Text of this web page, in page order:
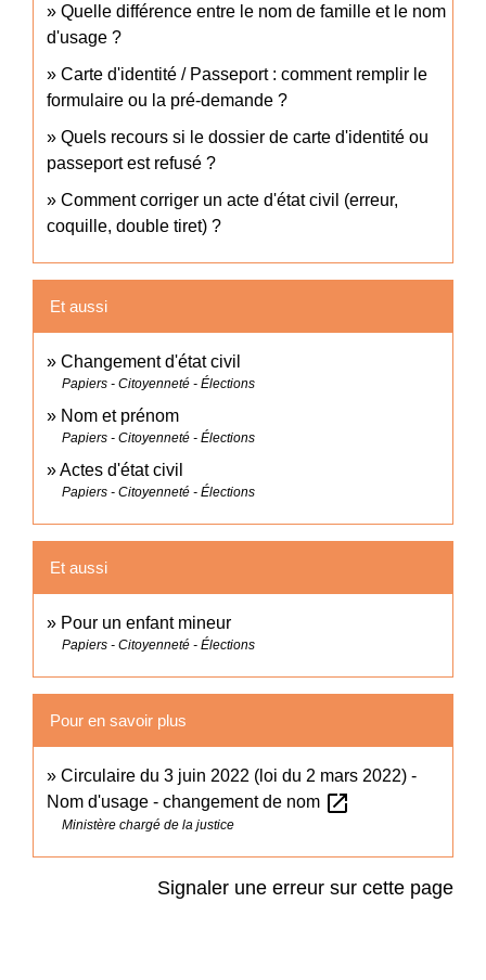
Quelle différence entre le nom de famille et le nom
d'usage ?
Carte d'identité / Passeport : comment remplir le
formulaire ou la pré-demande ?
Quels recours si le dossier de carte d'identité ou
passeport est refusé ?
Comment corriger un acte d'état civil (erreur,
coquille, double tiret) ?
Et aussi
Changement d'état civil
Papiers - Citoyenneté - Élections
Nom et prénom
Papiers - Citoyenneté - Élections
Actes d'état civil
Papiers - Citoyenneté - Élections
Et aussi
Pour un enfant mineur
Papiers - Citoyenneté - Élections
Pour en savoir plus
Circulaire du 3 juin 2022 (loi du 2 mars 2022) -
Nom d'usage - changement de nom open_in_new
Ministère chargé de la justice
Signaler une erreur sur cette page